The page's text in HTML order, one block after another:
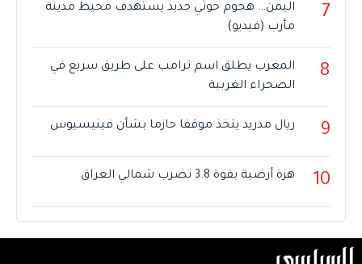
7
اليمن… هجوم حوثي جديد يستهدف محيط مدينة
مأرب (فيديو)
8
المغرب يطلق اسم ترامب على طريق سريع في
الصحراء الغربية
9 ريال مدريد يتخذ موقفا حازما بشأن فينيسيوس
10 هزة أرضية بقوة 3.8 تضرب شمالي العراق